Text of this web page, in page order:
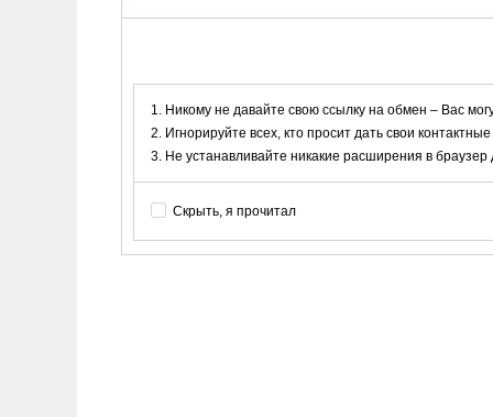
Никому не давайте свою ссылку на обмен – Вас
Игнорируйте всех, кто просит дать свои
Не устанавливайте никакие расширения в
Скрыть, я прочитал